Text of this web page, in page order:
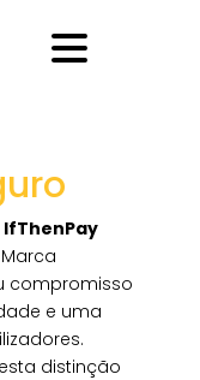
compromisso
e uma
distinção